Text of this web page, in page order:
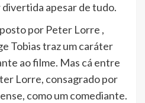
apesar de tudo.
por Peter Lorre ,
Tobias traz um caráter
ao filme. Mas cá entre
Lorre, consagrado por
como um comediante.